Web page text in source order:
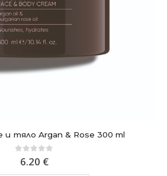
и тяло Argan & Rose 300 ml
out of 5
6.20 €